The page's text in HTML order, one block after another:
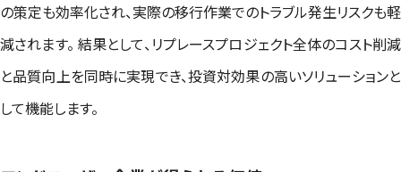
の策定も効率化され、実際の移行作業でのトラブル発生リスクも軽
減されます。 結果として、リプレースプロジェクト全体のコスト削減
と品質向上を同時に実現でき、投資対効果の高いソリューションと
して機能します。